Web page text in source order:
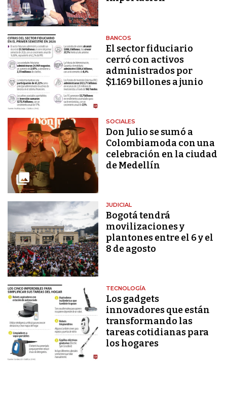
BANCOS
El sector fiduciario
cerró con activos
administrados por
$1.169 billones a junio
SOCIALES
Don Julio se sumó a
Colombiamoda con una
celebración en la ciudad
de Medellín
JUDICIAL
Bogotá tendrá
movilizaciones y
plantones entre el 6 y el
8 de agosto
TECNOLOGÍA
Los gadgets
innovadores que están
transformando las
tareas cotidianas para
los hogares